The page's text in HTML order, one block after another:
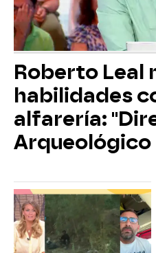
Roberto Leal
habilidades
alfarería:
Arqueológico